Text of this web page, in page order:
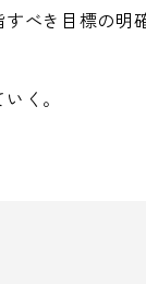
べき目標の明
く。